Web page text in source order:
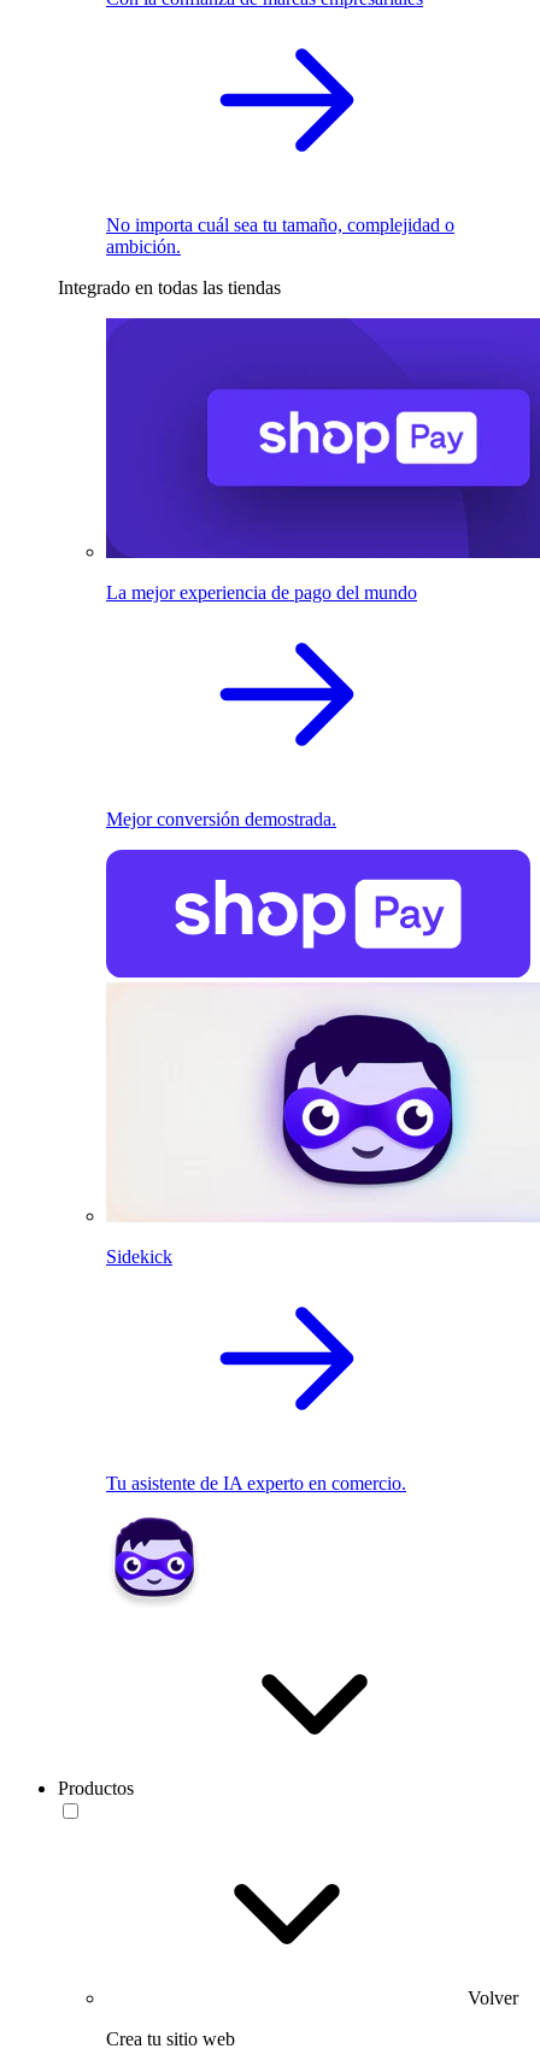
No importa cuál sea tu tamaño, complejidad o
ambición.
Integrado en todas las tiendas
La mejor experiencia de pago del mundo
Mejor conversión demostrada.
Sidekick
Tu asistente de IA experto en comercio.
Productos
Volver
Crea tu sitio web